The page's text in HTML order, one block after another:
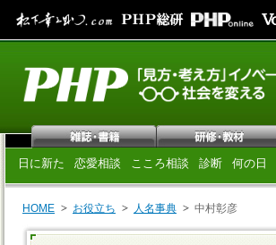
日に新た 恋愛相談 こころ相談 診断 何の日
HOME お役立ち 人名事典 中村彰彦